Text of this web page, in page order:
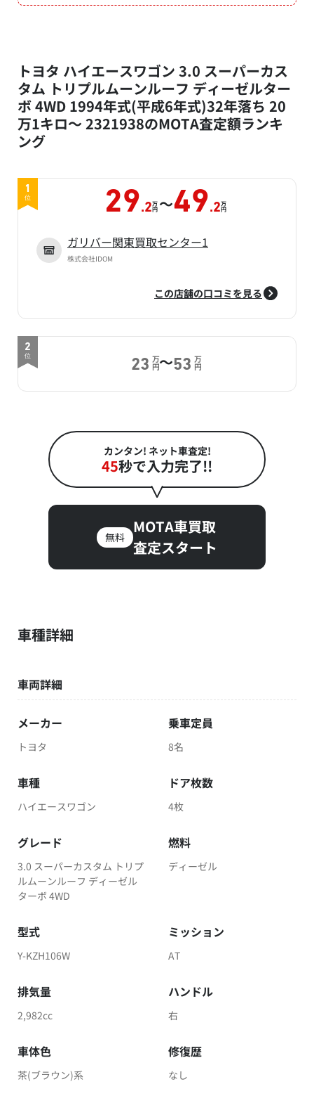
トヨタ ハイエースワゴン 3.0 スーパーカス
タム トリプルムーンルーフ ディーゼルター
ボ 4WD 1994年式(平成6年式)32年落ち 20
万1キロ～ 2321938のMOTA査定額ランキ
ング
1
位 29.2万
円 ～49.2万
円
ガリバー関東買取センター1
株式会社IDOM
この店舗の口コミを見る
2
位
23 万
円～53 万
円
カンタン! ネット車査定!
45秒で入力完了!!
無料
MOTA車買取
査定スタート
車種詳細
車両詳細
メーカー
トヨタ
乗車定員
8名
車種
ハイエースワゴン
ドア枚数
4枚
グレード
3.0 スーパーカスタム トリプ
ルムーンルーフ ディーゼル
ターボ 4WD
燃料
ディーゼル
型式
Y-KZH106W
ミッション
AT
排気量
2,982cc
ハンドル
右
車体色
茶(ブラウン)系
修復歴
なし